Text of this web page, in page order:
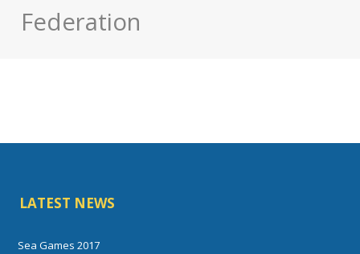
Federation
LATEST NEWS
Sea Games 2017